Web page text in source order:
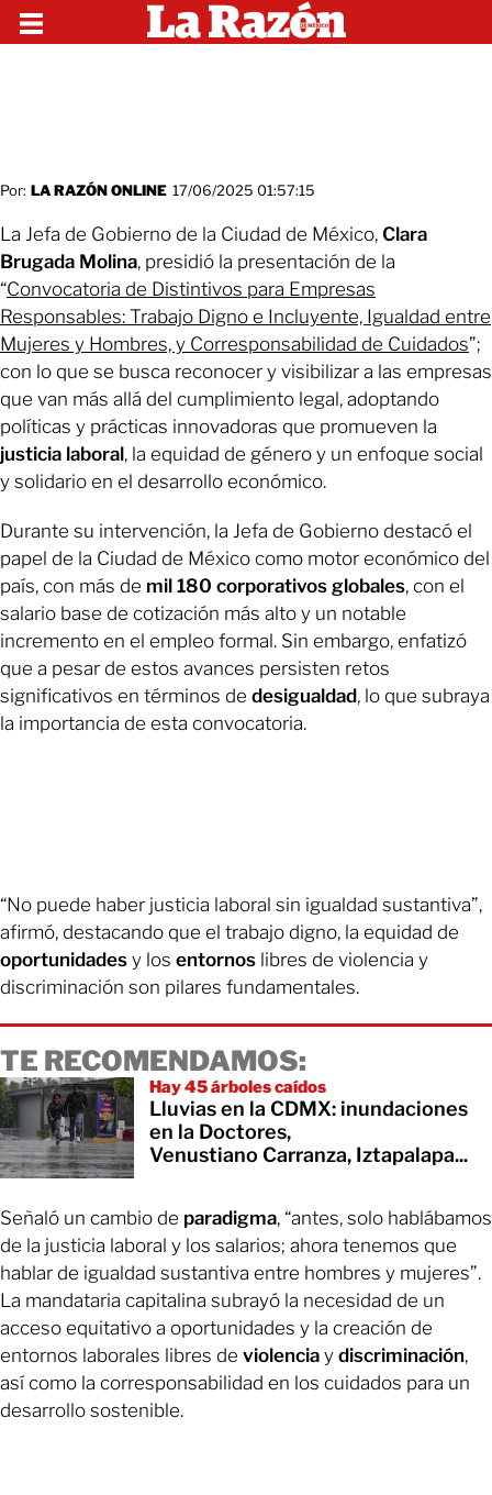
Por: LA RAZÓN ONLINE 17/06/2025 01:57:15
La Jefa de Gobierno de la Ciudad de México, Clara
Brugada Molina, presidió la presentación de la
“Convocatoria de Distintivos para Empresas
Responsables: Trabajo Digno e Incluyente, Igualdad entre
Mujeres y Hombres, y Corresponsabilidad de Cuidados”;
con lo que se busca reconocer y visibilizar a las empresas
que van más allá del cumplimiento legal, adoptando
políticas y prácticas innovadoras que promueven la
justicia laboral, la equidad de género y un enfoque social
y solidario en el desarrollo económico.
Durante su intervención, la Jefa de Gobierno destacó el
papel de la Ciudad de México como motor económico del
país, con más de mil 180 corporativos globales, con el
salario base de cotización más alto y un notable
incremento en el empleo formal. Sin embargo, enfatizó
que a pesar de estos avances persisten retos
significativos en términos de desigualdad, lo que subraya
la importancia de esta convocatoria.
“No puede haber justicia laboral sin igualdad sustantiva”,
afirmó, destacando que el trabajo digno, la equidad de
oportunidades y los entornos libres de violencia y
discriminación son pilares fundamentales.
TE RECOMENDAMOS:
Hay 45 árboles caídos
Lluvias en la CDMX: inundaciones
en la Doctores,
Venustiano Carranza, Iztapalapa...
Señaló un cambio de paradigma, “antes, solo hablábamos
de la justicia laboral y los salarios; ahora tenemos que
hablar de igualdad sustantiva entre hombres y mujeres”.
La mandataria capitalina subrayó la necesidad de un
acceso equitativo a oportunidades y la creación de
entornos laborales libres de violencia y discriminación,
así como la corresponsabilidad en los cuidados para un
desarrollo sostenible.